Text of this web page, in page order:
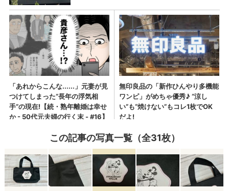
この記事の写真一覧（全31枚）